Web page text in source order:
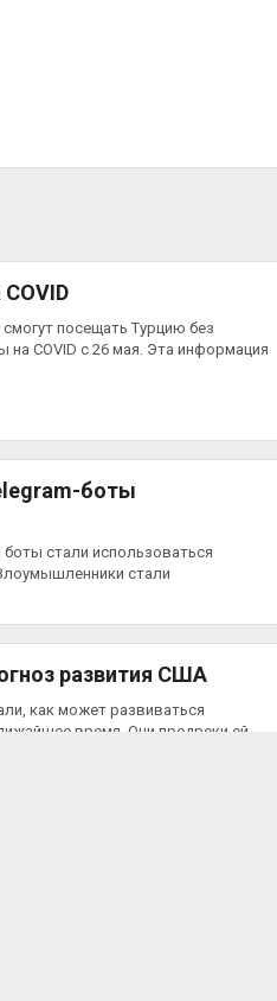
посещать Турцию без
на COVID с 26 мая. Эта информация
боты
стали использоваться
стали
развития США
как может развиваться
время. Они предреки ей